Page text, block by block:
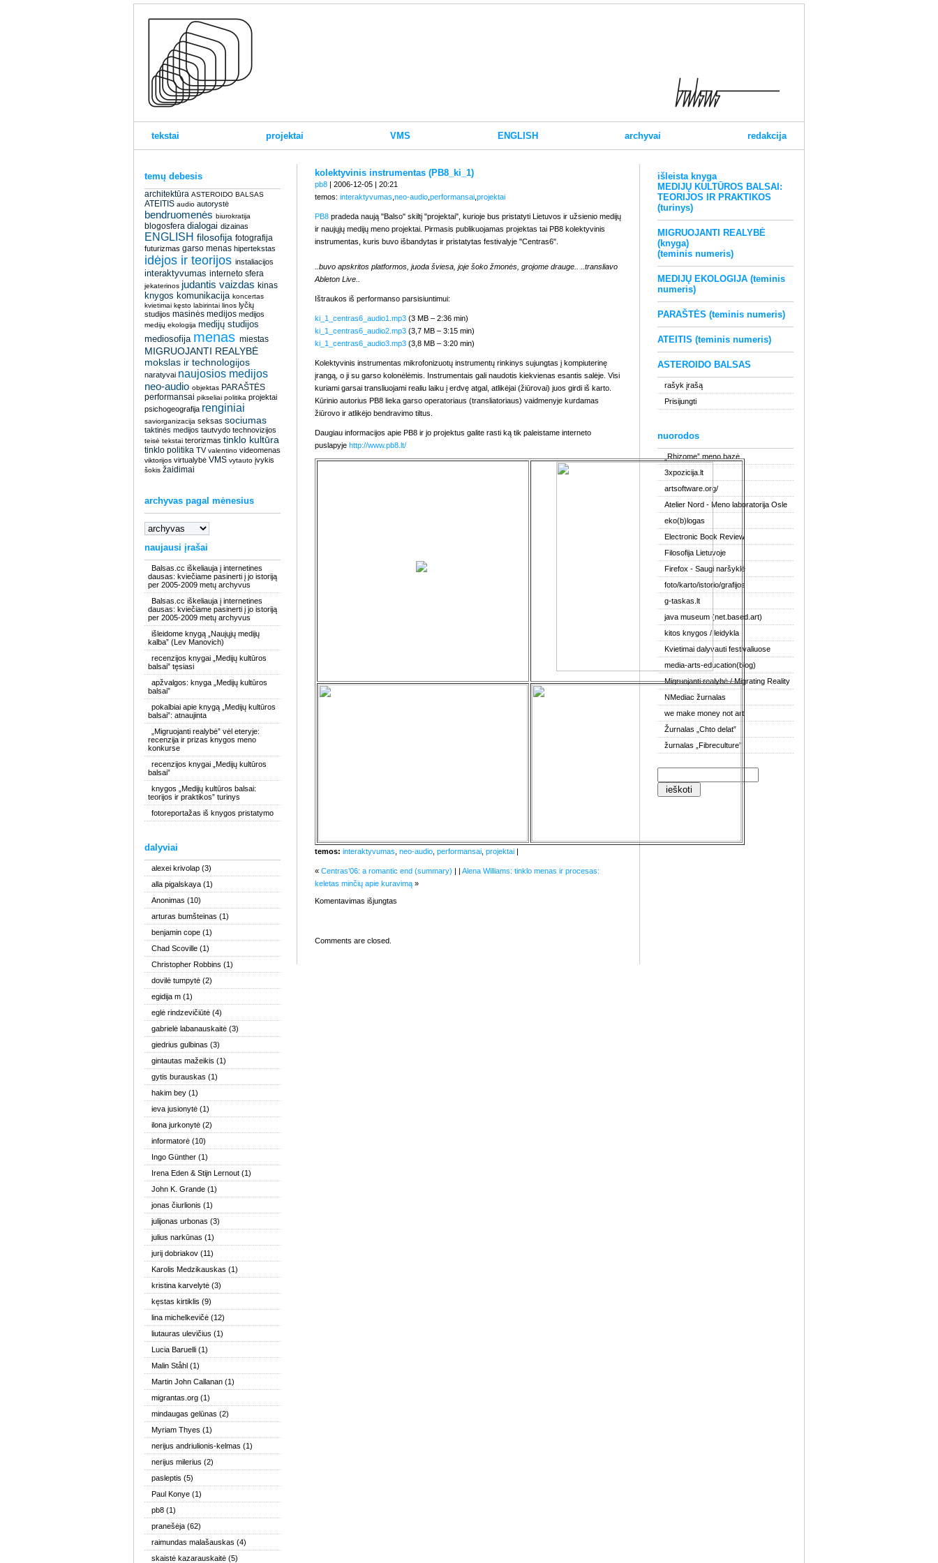
tekstai projektai VMS ENGLISH archyvai redakcija
temų debesis
architektūra ASTEROIDO BALSAS
ATEITIS audio autorystė
bendruomenės biurokratija
blogosfera dialogai dizainas
ENGLISH filosofija fotografija
futurizmas garso menas hipertekstas
idėjos ir teorijos instaliacijos
interaktyvumas interneto sfera
jekaterinos judantis vaizdas kinas
knygos komunikacija koncertas
kvietimai kęsto labirintai linos lyčių
studijos masinės medijos medijos
medijų ekologija medijų studijos
mediosofija menas miestas
MIGRUOJANTI REALYBĖ
mokslas ir technologijos
naratyvai naujosios medijos
neo-audio objektas PARAŠTĖS
performansai pikseliai politika projektai
psichogeografija renginiai
saviorganizacija seksas sociumas
taktinės medijos tautvydo technovizijos
teisė tekstai terorizmas tinklo kultūra
tinklo politika TV valentino videomenas
viktorijos virtualybė VMS vytauto įvykis
šokis žaidimai
archyvas pagal mėnesius
naujausi įrašai
Balsas.cc iškeliauja į internetines
dausas: kviečiame pasinerti į jo istoriją
per 2005-2009 metų archyvus
Balsas.cc iškeliauja į internetines
dausas: kviečiame pasinerti į jo istoriją
per 2005-2009 metų archyvus
išleidome knygą „Naujųjų medijų
kalba” (Lev Manovich)
recenzijos knygai „Medijų kultūros
balsai” tęsiasi
apžvalgos: knyga „Medijų kultūros
balsai”
pokalbiai apie knygą „Medijų kultūros
balsai”: atnaujinta
„Migruojanti realybė” vėl eteryje:
recenzija ir prizas knygos meno
konkurse
recenzijos knygai „Medijų kultūros
balsai”
knygos „Medijų kultūros balsai:
teorijos ir praktikos” turinys
fotoreportažas iš knygos pristatymo
dalyviai
alexei krivolap (3)
alla pigalskaya (1)
Anonimas (10)
arturas bumšteinas (1)
benjamin cope (1)
Chad Scoville (1)
Christopher Robbins (1)
dovilė tumpytė (2)
egidija m (1)
eglė rindzevičiūtė (4)
gabrielė labanauskaitė (3)
giedrius gulbinas (3)
gintautas mažeikis (1)
gytis burauskas (1)
hakim bey (1)
ieva jusionytė (1)
ilona jurkonytė (2)
informatorė (10)
Ingo Günther (1)
Irena Eden & Stijn Lernout (1)
John K. Grande (1)
jonas čiurlionis (1)
julijonas urbonas (3)
julius narkūnas (1)
jurij dobriakov (11)
Karolis Medzikauskas (1)
kristina karvelytė (3)
kęstas kirtiklis (9)
lina michelkevičė (12)
liutauras ulevičius (1)
Lucia Baruelli (1)
Malin Ståhl (1)
Martin John Callanan (1)
migrantas.org (1)
mindaugas gelūnas (2)
Myriam Thyes (1)
nerijus andriulionis-kelmas (1)
nerijus milerius (2)
pasleptis (5)
Paul Konye (1)
pb8 (1)
pranešėja (62)
raimundas malašauskas (4)
skaistė kazarauskaitė (5)
išleista knyga
MEDIJŲ KULTŪROS BALSAI:
TEORIJOS IR PRAKTIKOS
(turinys)
MIGRUOJANTI REALYBĖ
(knyga)
(teminis numeris)
MEDIJŲ EKOLOGIJA (teminis
numeris)
PARAŠTĖS (teminis numeris)
ATEITIS (teminis numeris)
ASTEROIDO BALSAS
rašyk įrašą
Prisijungti
nuorodos
„Rhizome” meno bazė
3xpozicija.lt
artsoftware.org/
Atelier Nord - Meno laboratorija Osle
eko(b)logas
Electronic Book Review
Filosofija Lietuvoje
Firefox - Saugi naršyklė
foto/karto/istorio/grafijos
g-taskas.lt
java museum (net.based.art)
kitos knygos / leidykla
Kvietimai dalyvauti festivaliuose
media-arts-education(blog)
Migruojanti realybė / Migrating Reality
NMediac žurnalas
we make money not art
Žurnalas „Chto delat”
žurnalas „Fibreculture”
kolektyvinis instrumentas (PB8_ki_1)
pb8 | 2006-12-05 | 20:21
temos: interaktyvumas neo-audio performansai projektai
PB8 pradeda naują "Balso" skiltį "projektai", kurioje bus pristatyti Lietuvos ir užsienio medijų
ir naujųjų medijų meno projektai. Pirmasis publikuojamas projektas tai PB8 kolektyvinis
instrumentas, kuris buvo išbandytas ir pristatytas festivalyje "Centras6".
..buvo apskritos platformos, juoda šviesa, joje šoko žmonės, grojome drauge.. ..transliavo
Ableton Live..
Ištraukos iš performanso parsisiuntimui:
ki_1_centras6_audio1.mp3 (3 MB – 2:36 min)
ki_1_centras6_audio2.mp3 (3,7 MB – 3:15 min)
ki_1_centras6_audio3.mp3 (3,8 MB – 3:20 min)
Kolektyvinis instrumentas mikrofonizuotų instrumentų rinkinys sujungtas į kompiuterinę
įrangą, o ji su garso kolonėlėmis. Instrumentais gali naudotis kiekvienas esantis salėje. Visi
kuriami garsai transliuojami realiu laiku į erdvę atgal, atlikėjai (žiūrovai) juos girdi iš karto.
Kūrinio autorius PB8 lieka garso operatoriaus (transliatoriaus) vaidmenyje kurdamas
žiūrovo ir atlikėjo bendravimo tiltus.
Daugiau informacijos apie PB8 ir jo projektus galite rasti ką tik paleistame interneto
puslapyje http://www.pb8.lt/
temos: interaktyvumas neo-audio performansai projektai |
« Centras’06: a romantic end (summary) | | Alena Williams: tinklo menas ir procesas:
keletas minčių apie kuravimą »
Komentavimas išjungtas
Comments are closed.